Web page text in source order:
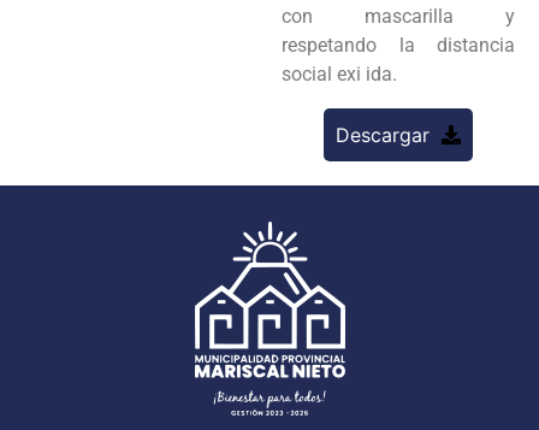
con mascarilla y
respetando la distancia
social exi ida.
Descargar